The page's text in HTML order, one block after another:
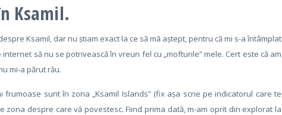
Ksamil.
Ksamil, dar nu știam exact la ce să mă aștept, pentru că mi s-a întâmplat
să nu se potrivească în vreun fel cu „mofturile” mele. Cert este că am
mi-a părut rău.
frumoase sunt în zona „Ksamil Islands” (fix așa scrie pe indicatorul care te
zona despre care vă povestesc. Fiind prima dată, m-am oprit din explorat la